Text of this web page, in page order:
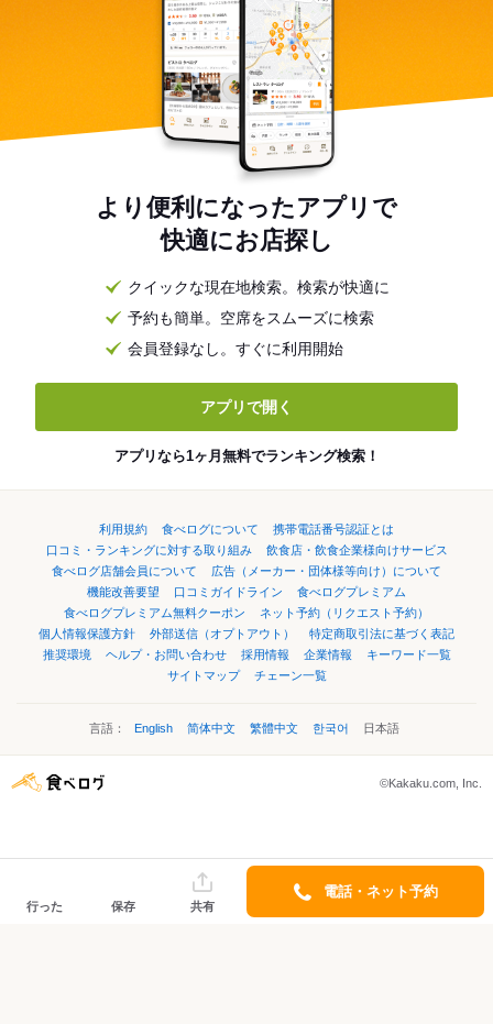
より便利になったアプリで
快適にお店探し
クイックな現在地検索。検索が快適に
予約も簡単。空席をスムーズに検索
会員登録なし。すぐに利用開始
アプリで開く
アプリなら1ヶ月無料でランキング検索！
利用規約 食べログについて
携帯電話番号認証とは
口コミ・ランキングに対する取り組み
飲食店・飲食企業様向けサービス
食べログ店舗会員について
広告（メーカー・団体様等向け）について
機能改善要望
口コミガイドライン
食べログプレミアム
食べログプレミアム無料クーポン
ネット予約（リクエスト予約）
個人情報保護方針
外部送信（オプトアウト）
特定商取引法に基づく表記
推奨環境
ヘルプ・お問い合わせ 採用情報 企業情報
キーワード一覧
サイトマップ
チェーン一覧
言語： English 简体中文 繁體中文 한국어 日本語
©Kakaku.com, Inc.
行った 保存 共有
電話・ネット予約